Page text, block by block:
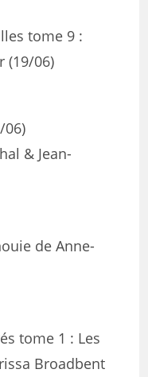
tome 9 :
(19/06)
06)
& Jean-
de Anne-
tome 1 : Les
Broadbent